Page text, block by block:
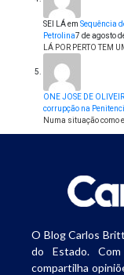
SEI LÁem Sequência
Petrolina7 de agosto
LÁ POR PERTO TEM
ONE JOSE DE
corrupção na
Numa situação como
O Blog Carlos
do Estado.
compartilha